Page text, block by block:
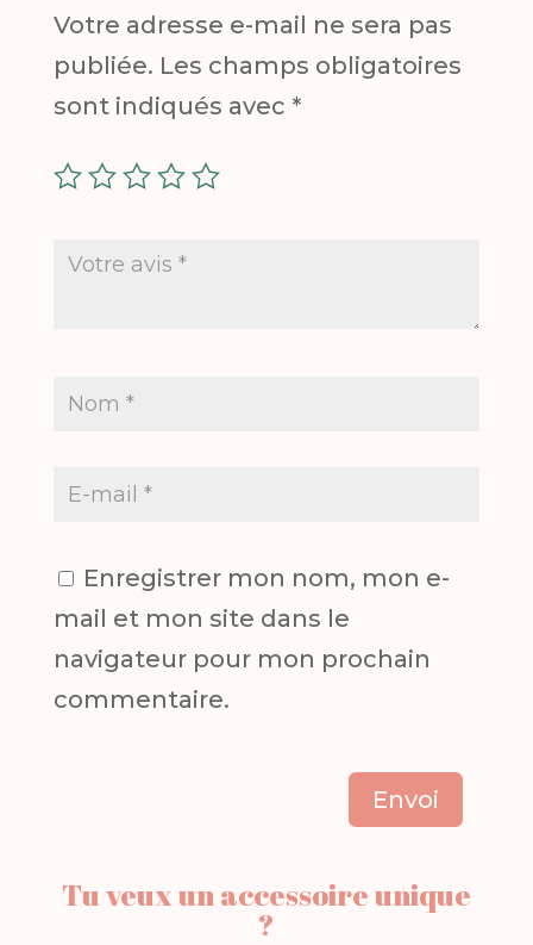
Votre adresse e-mail ne sera pas
publiée. Les champs obligatoires
sont indiqués avec *
Enregistrer mon nom, mon e-
mail et mon site dans le
navigateur pour mon prochain
commentaire.
Envoi
Tu veux un accessoire unique
?